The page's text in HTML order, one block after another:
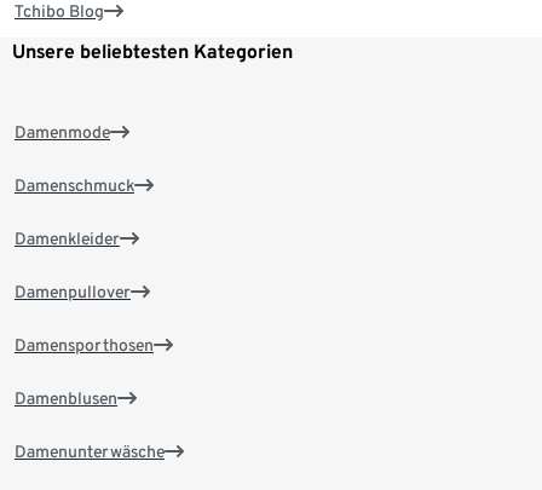
Tchibo Blog
Unsere beliebtesten Kategorien
Damenmode
Damenschmuck
Damenkleider
Damenpullover
Damensporthosen
Damenblusen
Damenunterwäsche